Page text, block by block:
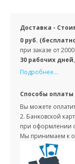
Доставка -
0 руб.
при заказе от
30 рабочих дней
Подробнее...
Способы оплаты
Вы можете
2. Банковской
при оформлении
Мы принимаем к